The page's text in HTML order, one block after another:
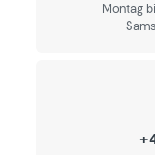
Montag